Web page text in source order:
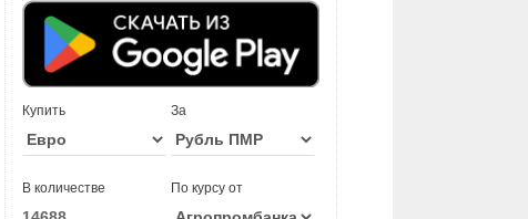
Купить За
В количестве По курсу от